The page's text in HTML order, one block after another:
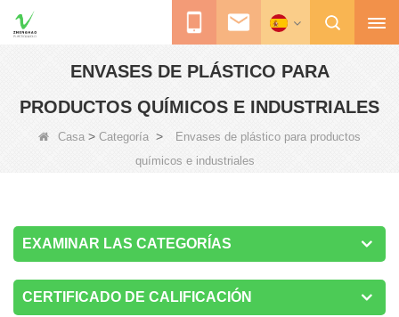
ENVASES DE PLÁSTICO PARA
PRODUCTOS QUÍMICOS E INDUSTRIALES
Casa > Categoría >
Envases de plástico para productos
químicos e industriales
EXAMINAR LAS CATEGORÍAS
CERTIFICADO DE CALIFICACIÓN